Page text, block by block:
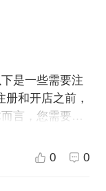
是一些需要注
言，您需要提
账户信息和税
0 0